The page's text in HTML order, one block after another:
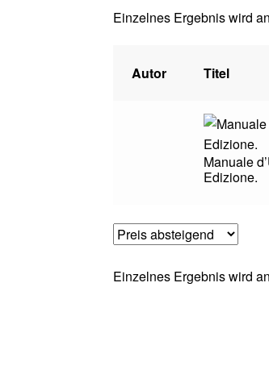
Einzelnes Ergebnis wird
Autor Titel
Manuale
Edizione.
Einzelnes Ergebnis wird